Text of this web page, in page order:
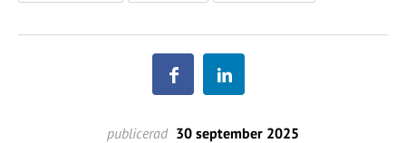
publicerad 30 september 2025